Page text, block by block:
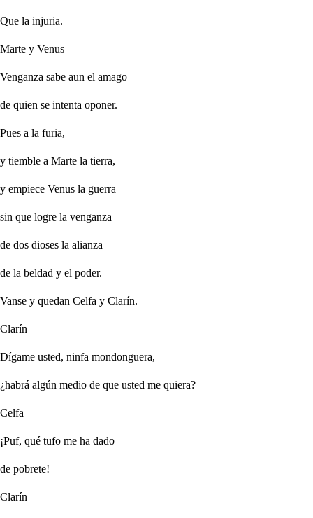
Que la injuria.
Marte y Venus
Venganza sabe aun el amago
de quien se intenta oponer.
Pues a la furia,
y tiemble a Marte la tierra,
y empiece Venus la guerra
sin que logre la venganza
de dos dioses la alianza
de la beldad y el poder.
Vanse y quedan Celfa y Clarín.
Clarín
Dígame usted, ninfa mondonguera,
¿habrá algún medio de que usted me quiera?
Celfa
¡Puf, qué tufo me ha dado
de pobrete!
Clarín